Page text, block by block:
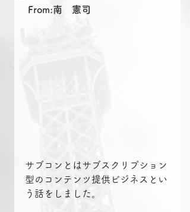
From:南　憲司
サブコンとはサブスクリプション
型のコンテンツ提供ビジネスとい
う話をしました。